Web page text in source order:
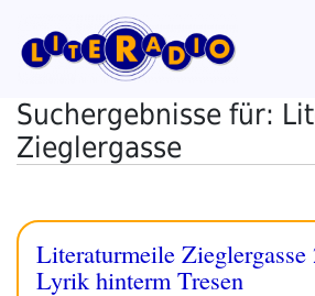
Inhalt
springen
Suchergebnisse für:
Zieglergasse
Literaturmeile Zieglergasse
Lyrik hinterm Tresen